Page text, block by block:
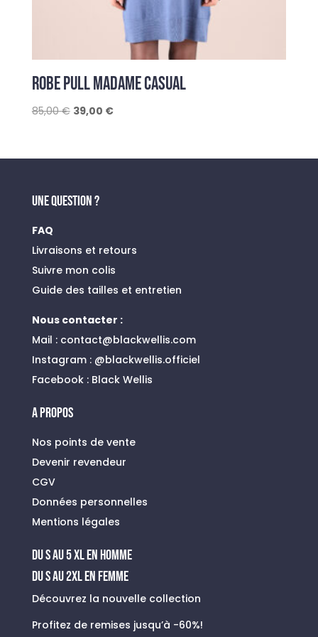
ROBE PULL MADAME CASUAL
85,00€ Le
était :
39,00 €Le
est :
UNE QUESTION ?
FAQ
Livraisons et retours
Suivre mon colis
Guide des tailles et entretien
Nous contacter :
Mail : contact@blackwellis.com
Instagram :@blackwellis.officiel
Facebook : Black Wellis
A PROPOS
Nos points de vente
Devenir revendeur
CGV
Données personnelles
Mentions légales
du s au 5 xl en homme
Du S au 2XL en FEMME
Découvrez la nouvelle collection
Profitez de remises jusqu’à -60%!